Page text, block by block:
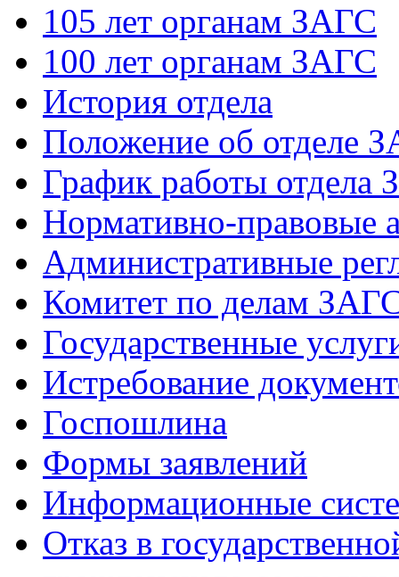
105 лет органам ЗАГС
100 лет органам ЗАГС
История отдела
Положение об отделе
График работы отдела
Нормативно-правовые
Административные
Комитет по делам
Государственные
Истребование
Госпошлина
Формы заявлений
Информационные
Отказ в